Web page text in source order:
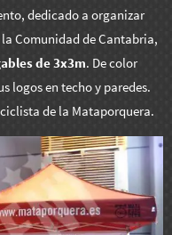
dedicado a organizar
Comunidad de Cantabria,
de 3x3m. De color
logos en techo y paredes.
de la Mataporquera.